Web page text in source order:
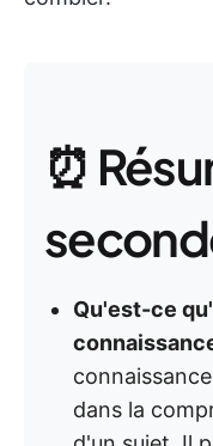
⏰
Qu'est-ce
dans la